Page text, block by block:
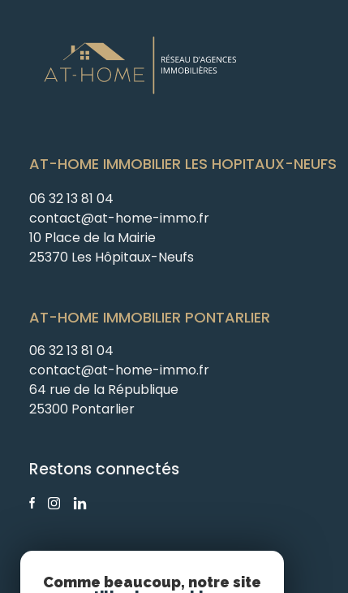
AT-HOME IMMOBILIER LES HOPITAUX-NEUFS
06 32 13 81 04
contact@at-home-immo.fr
10 Place de la Mairie
25370 Les Hôpitaux-Neufs
AT-HOME IMMOBILIER PONTARLIER
06 32 13 81 04
contact@at-home-immo.fr
64 rue de la République
25300 Pontarlier
Restons connectés
Comme beaucoup, notre site